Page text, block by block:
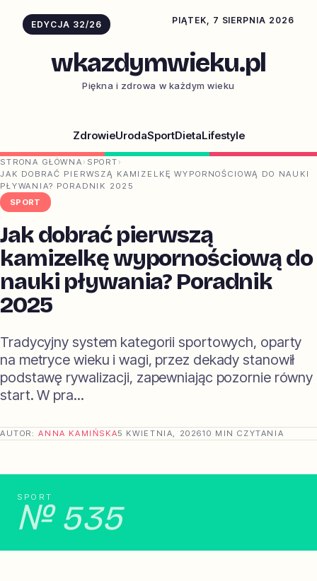
EDYCJA 32/26 PIĄTEK, 7 SIERPNIA 2026
wkazdymwieku.pl
Piękna i zdrowa w każdym wieku
ZdrowieUrodaSportDietaLifestyle
STRONA GŁÓWNA › SPORT ›
JAK DOBRAĆ PIERWSZĄ KAMIZELKĘ WYPORNOŚCIOWĄ DO NAUKI
PŁYWANIA? PORADNIK 2025
SPORT
Jak dobrać pierwszą
kamizelkę wypornościową do
nauki pływania? Poradnik
2025
Tradycyjny system kategorii sportowych, oparty
na metryce wieku i wagi, przez dekady stanowił
podstawę rywalizacji, zapewniając pozornie równy
start. W pra...
AUTOR:ANNA KAMIŃSKA5 KWIETNIA, 202610 MIN CZYTANIA
SPORT
№ 535